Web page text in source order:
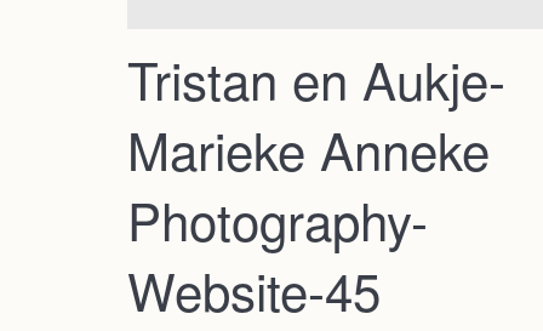
Tristan en Aukje-
Marieke Anneke
Photography-
Website-45